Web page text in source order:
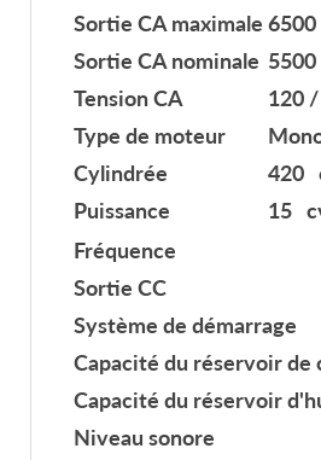
Sortie CA maximale
Sortie CA nominale
Tension CA
120
Type de moteur
Cylindrée
420
Puissance
15
Fréquence
Sortie CC
Système de démarrage
Capacité du réservoir de
Capacité du réservoir
Niveau sonore